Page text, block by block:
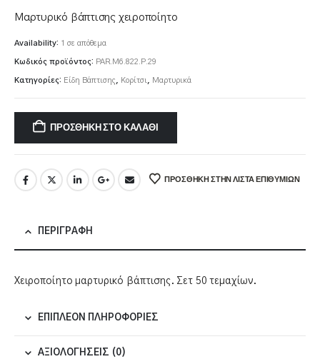
Μαρτυρικό βάπτισης χειροποίητο
Availability: 1 σε απόθεμα
Κωδικός προϊόντος: PAR.M6.822.P.29
Κατηγορίες: Είδη Βάπτισης Κορίτσι Μαρτυρικά
ΠΡΟΣΘΉΚΗ ΣΤΟ ΚΑΛΆΘΙ
ΠΡΌΣΘΉΚΗ ΣΤΗΝ ΛΊΣΤΑ ΕΠΙΘΥΜΙΏΝ
ΠΕΡΙΓΡΑΦΉ
Χειροποίητο μαρτυρικό βάπτισης. Σετ 50 τεμαχίων.
ΕΠΙΠΛΈΟΝ ΠΛΗΡΟΦΟΡΊΕΣ
ΑΞΙΟΛΟΓΉΣΕΙΣ (0)